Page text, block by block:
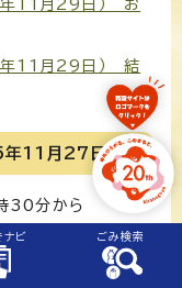
年11月29日） お
年11月29日） 結
年11月27日）
30分から
年11月27日） お
ナビ ごみ検索